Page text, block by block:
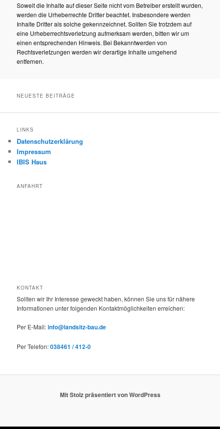
Soweit die Inhalte auf dieser Seite nicht vom Betreiber erstellt wurden,
werden die Urheberrechte Dritter beachtet. Insbesondere werden
Inhalte Dritter als solche gekennzeichnet. Sollten Sie trotzdem auf
eine Urheberrechtsverletzung aufmerksam werden, bitten wir um
einen entsprechenden Hinweis. Bei Bekanntwerden von
Rechtsverletzungen werden wir derartige Inhalte umgehend
entfernen.
NEUESTE BEITRÄGE
LINKS
Datenschutzerklärung
Impressum
IBIS Haus
ANFAHRT
KONTAKT
Sollten wir Ihr Interesse geweckt haben, können Sie uns für nähere
Informationen unter folgenden Kontaktmöglichkeiten erreichen:
Per E-Mail:info@landsitz-bau.de
Per Telefon:038461 / 412-0
Mit Stolz präsentiert von WordPress